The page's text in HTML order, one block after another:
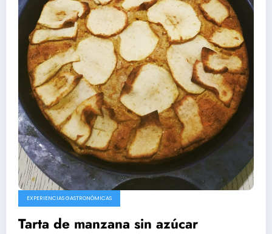
EXPERIENCIAS GASTRONÓMICAS
Tarta de manzana sin azúcar